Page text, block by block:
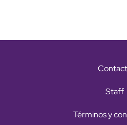
Staff
Términos y